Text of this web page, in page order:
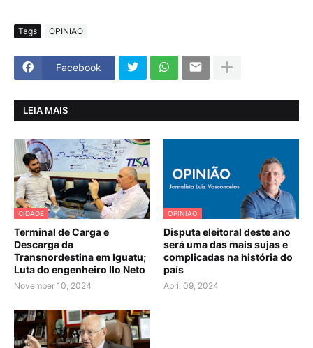
Tags OPINIAO
Facebook
LEIA MAIS
CIDADE
Terminal de Carga e
Descarga da
Transnordestina em Iguatu;
Luta do engenheiro Ilo Neto
November 10, 2024
OPINIAO
Disputa eleitoral deste ano
será uma das mais sujas e
complicadas na história do
país
April 09, 2024